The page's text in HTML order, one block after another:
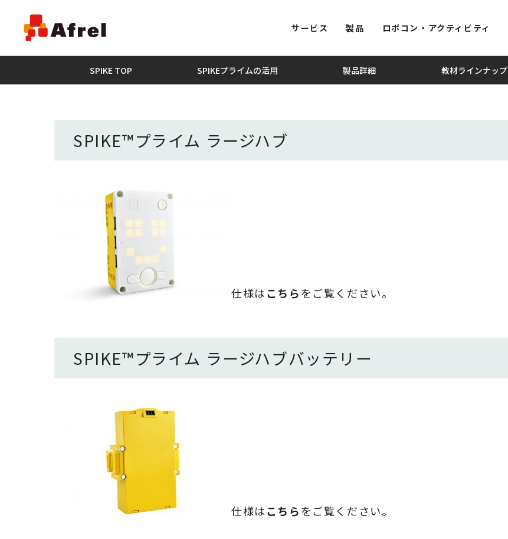
サービス 製品 ロボコン・アクティビティ
SPIKE TOP SPIKEプライムの活用 製品詳細 教材ラインナップ
SPIKE™プライム ラージハブ
仕様はこちらをご覧ください。
SPIKE™プライム ラージハブバッテリー
仕様はこちらをご覧ください。